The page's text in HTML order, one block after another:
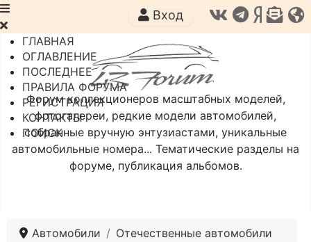
Форум коллекционеров масштабных моделей,
фотогалереи, редкие модели автомобилей,
собранные вручную энтузиастами, уникальные
автомобильные номера... Тематические разделы на
форуме, публикация альбомов.
Вход
ГЛАВНАЯ
ОГЛАВЛЕНИЕ
ПОСЛЕДНЕЕ
ПРАВИЛА ФОРУМА
РЕГИСТРАЦИЯ
КОНТАКТЫ
ПОИСК
Автомобили
Отечественные автомобили